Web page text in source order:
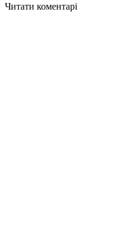
Читати коментарі